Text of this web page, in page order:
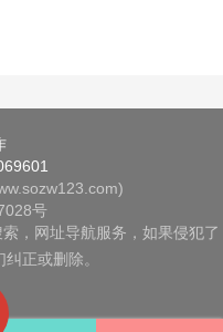
号
，网址导航服务，如果侵犯了
正或删除。